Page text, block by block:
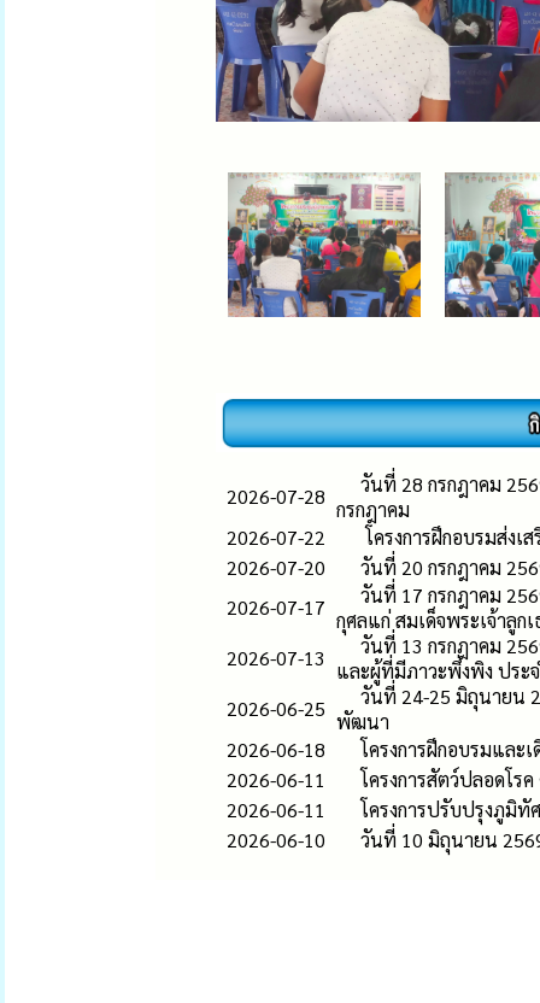
2026-07-28
วันที่ 28 กรกฎาคม
กรกฎาคม
2026-07-22
โครงการฝึกอบรมส่ง
2026-07-20
วันที่ 20 กรกฎาคม
2026-07-17
วันที่ 17 กรกฎาคม
กุศลแก่ สมเด็จพระเจ้าลู
2026-07-13
วันที่ 13 กรกฎาคม
และผู้ที่มีภาวะพึ่งพิง ประ
2026-06-25
วันที่ 24-25 มิถุนายน
พัฒนา
2026-06-18
โครงการฝึกอบรมแล
2026-06-11
โครงการสัตว์ปลอดโ
2026-06-11
โครงการปรับปรุงภูมิ
2026-06-10
วันที่ 10 มิถุนายน